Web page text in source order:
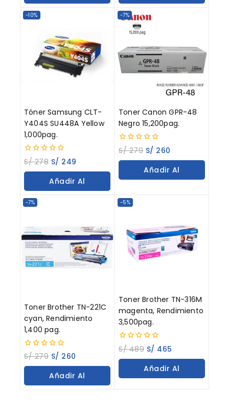
-10%
Tóner Samsung CLT-
Y404S SU448A Yellow
1,000pag.
0
out
of
S/278 S/ 249
Añadir Al
-7%
Toner Canon GPR-48
Negro 15,200pag.
0
out
of
S/279 S/ 260
Añadir Al
-7%
Toner Brother TN-221C
cyan, Rendimiento
1,400 pag.
0
out
of
S/279 S/ 260
Añadir Al
-5%
Toner Brother TN-316M
magenta, Rendimiento
3,500pag.
0
out
of
S/489 S/ 465
Añadir Al